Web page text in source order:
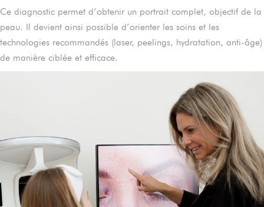
Ce diagnostic permet d’obtenir un portrait complet, objectif de la
peau. Il devient ainsi possible d’orienter les soins et les
technologies recommandés (laser, peelings, hydratation, anti-âge)
de manière ciblée et efficace.